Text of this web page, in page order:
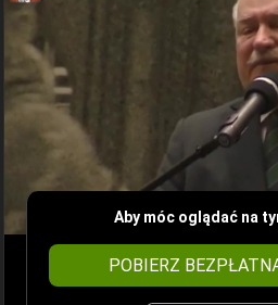
Aby móc oglądać na
POBIERZ